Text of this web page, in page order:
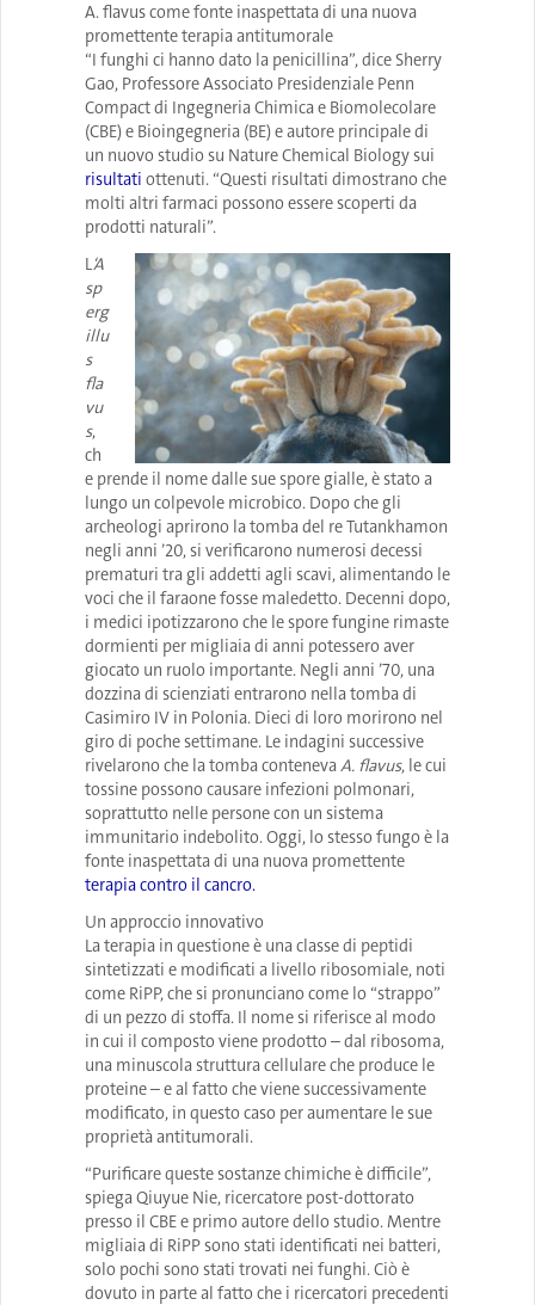
A. flavus come fonte inaspettata di una nuova
promettente terapia antitumorale
“I funghi ci hanno dato la penicillina”, dice Sherry
Gao, Professore Associato Presidenziale Penn
Compact di Ingegneria Chimica e Biomolecolare
(CBE) e Bioingegneria (BE) e autore principale di
un nuovo studio su Nature Chemical Biology sui
risultati ottenuti. “Questi risultati dimostrano che
molti altri farmaci possono essere scoperti da
prodotti naturali”.
L‘A
sp
erg
illu
s
fla
vu
s,
ch
e prende il nome dalle sue spore gialle, è stato a
lungo un colpevole microbico. Dopo che gli
archeologi aprirono la tomba del re Tutankhamon
negli anni ’20, si verificarono numerosi decessi
prematuri tra gli addetti agli scavi, alimentando le
voci che il faraone fosse maledetto. Decenni dopo,
i medici ipotizzarono che le spore fungine rimaste
dormienti per migliaia di anni potessero aver
giocato un ruolo importante. Negli anni ’70, una
dozzina di scienziati entrarono nella tomba di
Casimiro IV in Polonia. Dieci di loro morirono nel
giro di poche settimane. Le indagini successive
rivelarono che la tomba contenevaA. flavus, le cui
tossine possono causare infezioni polmonari,
soprattutto nelle persone con un sistema
immunitario indebolito. Oggi, lo stesso fungo è la
fonte inaspettata di una nuova promettente
terapia contro il cancro.
Un approccio innovativo
La terapia in questione è una classe di peptidi
sintetizzati e modificati a livello ribosomiale, noti
come RiPP, che si pronunciano come lo “strappo”
di un pezzo di stoffa. Il nome si riferisce al modo
in cui il composto viene prodotto – dal ribosoma,
una minuscola struttura cellulare che produce le
proteine – e al fatto che viene successivamente
modificato, in questo caso per aumentare le sue
proprietà antitumorali.
“Purificare queste sostanze chimiche è difficile”,
spiega Qiuyue Nie, ricercatore post-dottorato
presso il CBE e primo autore dello studio. Mentre
migliaia di RiPP sono stati identificati nei batteri,
solo pochi sono stati trovati nei funghi. Ciò è
dovuto in parte al fatto che i ricercatori precedenti